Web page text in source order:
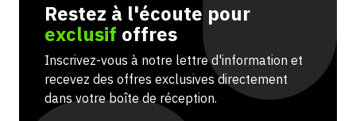
Restez à l'écoute pour
exclusif offres
Inscrivez-vous à notre lettre d'information et
recevez des offres exclusives directement
dans votre boîte de réception.